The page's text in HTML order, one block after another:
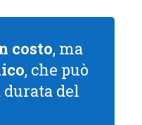
costo, ma
, che può
del